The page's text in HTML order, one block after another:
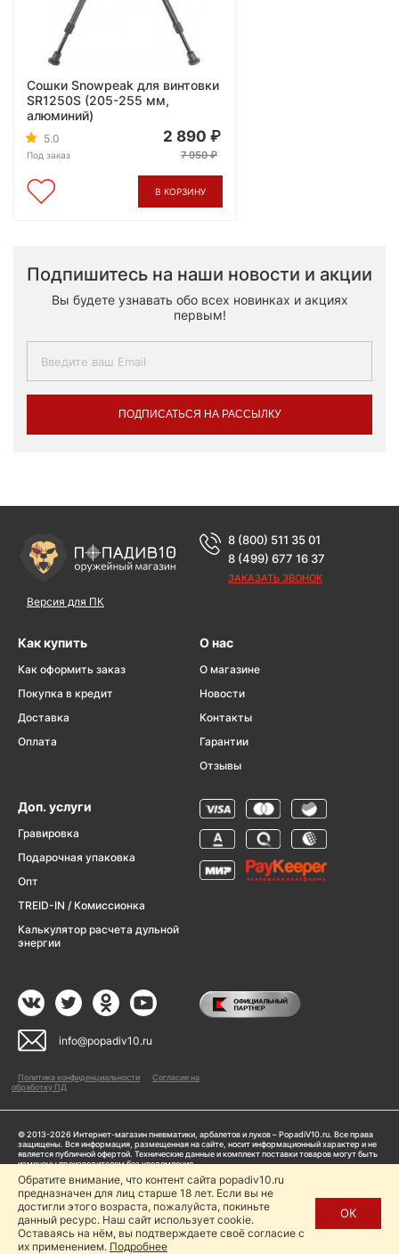
Сошки Snowpeak для винтовки
SR1250S (205-255 мм,
алюминий)
5.0
Под заказ
2 890
7 950
В КОРЗИНУ
Подпишитесь на наши новости и акции
Вы будете узнавать обо всех новинках и акциях
первым!
ПОДПИСАТЬСЯ НА РАССЫЛКУ
Версия для ПК
8 (800) 511 35 01
8 (499) 677 16 37
ЗАКАЗАТЬ ЗВОНОК
Как купить
Как оформить заказ
Покупка в кредит
Доставка
Оплата
О нас
О магазине
Новости
Контакты
Гарантии
Отзывы
Доп. услуги
Гравировка
Подарочная упаковка
Опт
TREID-IN / Комиссионка
Калькулятор расчета дульной
энергии
info@popadiv10.ru
Политика конфиденциальности
Согласие на
обработку ПД
© 2013-2026 Интернет-магазин пневматики, арбалетов и луков – PopadiV10.ru. Все права
защищены. Вся информация, размещенная на сайте, носит информационный характер и не
является публичной офертой. Технические данные и комплект поставки товаров могут быть
изменены производителем без уведомления
ИП Жарук Александр Сергеевич, ОГРНИП: 314504704200042
Пользуясь сайтом Popadiv10.ru, пользователь автоматически соглашается с условиями,
прописанными в
Политике конфиденциальности
Копирование любой информации (тексты, фото, видео и др.) с сайта Popadiv10 запрещено,
за исключением наличия письменного согласия администрации сайта Popadiv10.
Обратите внимание, что контент сайта popadiv10.ru
предназначен для лиц старше 18 лет. Если вы не
достигли этого возраста, пожалуйста, покиньте
данный ресурс. Наш сайт использует cookie.
Оставаясь на нём, вы подтверждаете своё согласие с
их применением. Подробнее
ОК